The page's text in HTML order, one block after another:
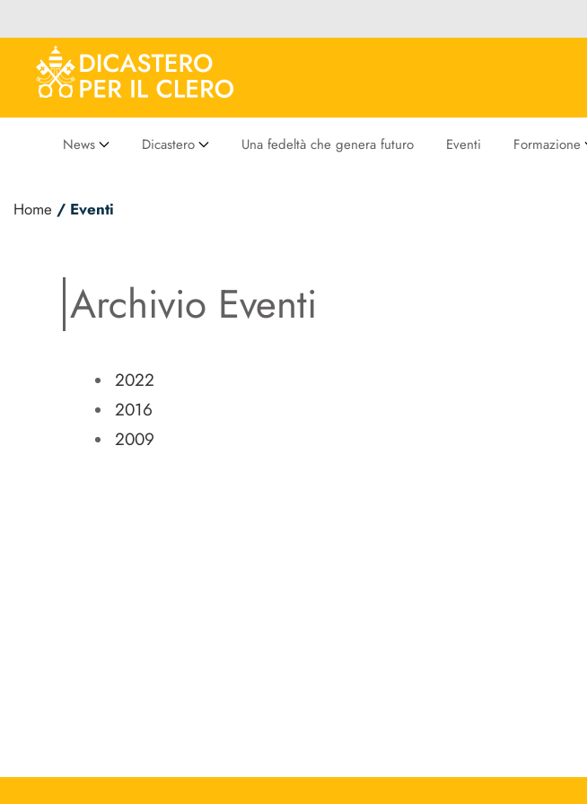
News Dicastero Una fedeltà che genera futuro Eventi Formazione
Home / Eventi
Archivio Eventi
2022
2016
2009